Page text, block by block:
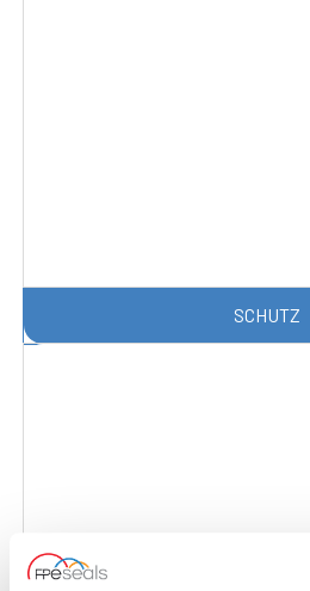
SCHUTZ